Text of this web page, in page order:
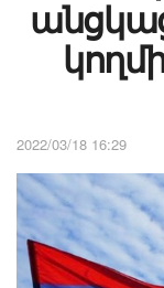
2022/03/18 16:29